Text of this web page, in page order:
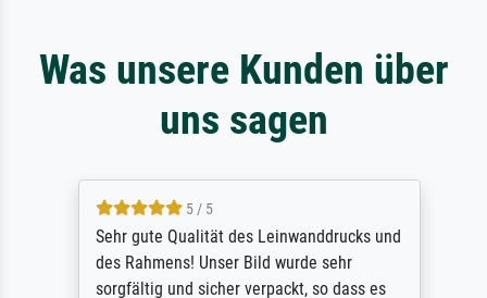
Was unsere Kunden über
uns sagen
5 / 5
Sehr gute Qualität des Leinwanddrucks und
des Rahmens! Unser Bild wurde sehr
sorgfältig und sicher verpackt, so dass es